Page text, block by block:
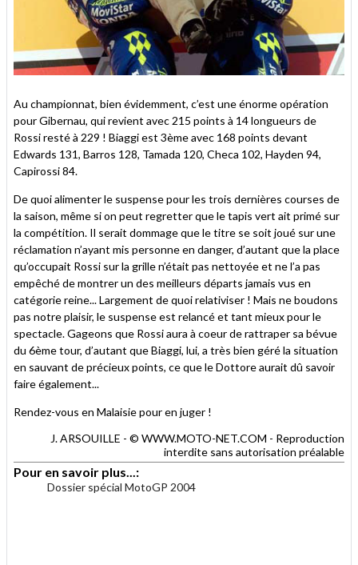
Au championnat, bien évidemment, c’est une énorme opération
pour Gibernau, qui revient avec 215 points à 14 longueurs de
Rossi resté à 229 ! Biaggi est 3ème avec 168 points devant
Edwards 131, Barros 128, Tamada 120, Checa 102, Hayden 94,
Capirossi 84.
De quoi alimenter le suspense pour les trois dernières courses de
la saison, même si on peut regretter que le tapis vert ait primé sur
la compétition. Il serait dommage que le titre se soit joué sur une
réclamation n’ayant mis personne en danger, d’autant que la place
qu’occupait Rossi sur la grille n’était pas nettoyée et ne l’a pas
empêché de montrer un des meilleurs départs jamais vus en
catégorie reine... Largement de quoi relativiser ! Mais ne boudons
pas notre plaisir, le suspense est relancé et tant mieux pour le
spectacle. Gageons que Rossi aura à coeur de rattraper sa bévue
du 6ème tour, d’autant que Biaggi, lui, a très bien géré la situation
en sauvant de précieux points, ce que le Dottore aurait dû savoir
faire également...
Rendez-vous en Malaisie pour en juger !
J. ARSOUILLE - © WWW.MOTO-NET.COM - Reproduction
interdite sans autorisation préalable
Pour en savoir plus...:
Dossier spécial MotoGP 2004